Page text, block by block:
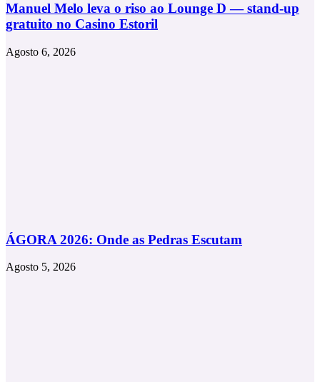
Manuel Melo leva o riso ao Lounge D — stand-up
gratuito no Casino Estoril
Agosto 6, 2026
ÁGORA 2026: Onde as Pedras Escutam
Agosto 5, 2026